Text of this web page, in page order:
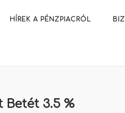
HÍREK A PÉNZPIACRÓL
Betét 3.5 %